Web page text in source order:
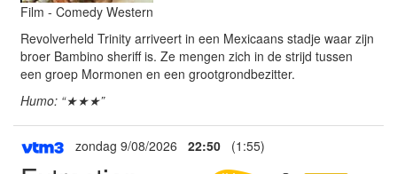
Film - Comedy Western
Revolverheld Trinity arriveert in een Mexicaans stadje waar zijn
broer Bambino sheriff is. Ze mengen zich in de strijd tussen
een groep Mormonen en een grootgrondbezitter.
Humo: “★★★”
zondag 9/08/2026 22:50 (1:55)